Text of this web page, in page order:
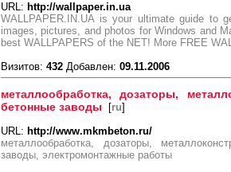
URL: http://wallpaper.in.ua
WALLPAPER.IN.UA is your ultimate guide to
images, pictures, and photos for Windows and
best WALLPAPERS of the NET! More FREE
Визитов: 432 Добавлен: 09.11.2006
металлообработка, дозаторы,
бетонные заводы [ru]
URL: http://www.mkmbeton.ru/
металлообработка, дозаторы,
заводы, электромонтажные работы